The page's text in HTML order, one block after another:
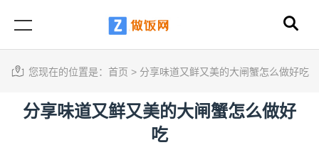
您现在的位置是： 首页 > 分享味道又鲜又美的大闸蟹怎么做好吃
分享味道又鲜又美的大闸蟹怎么做好
吃